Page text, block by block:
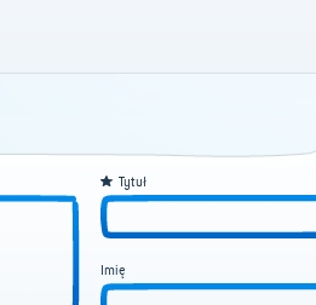
Tytuł
Imię